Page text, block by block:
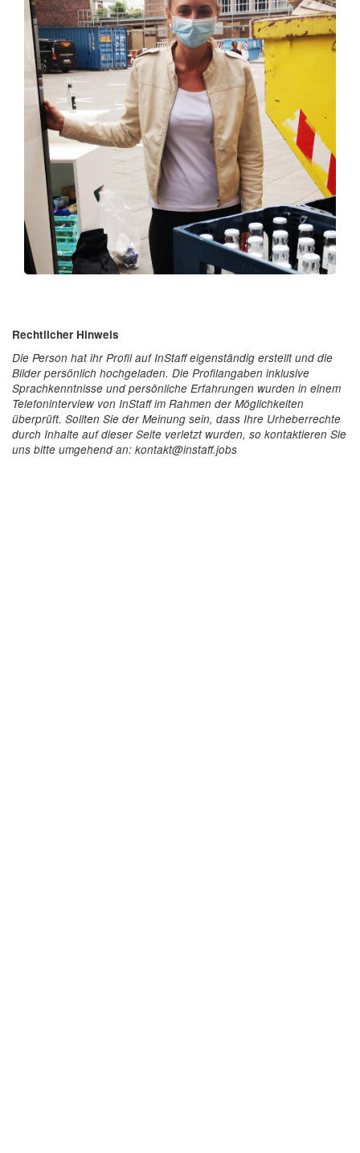
Rechtlicher Hinweis
Die Person hat ihr Profil auf InStaff eigenständig erstellt und die
Bilder persönlich hochgeladen. Die Profilangaben inklusive
Sprachkenntnisse und persönliche Erfahrungen wurden in einem
Telefoninterview von InStaff im Rahmen der Möglichkeiten
überprüft. Sollten Sie der Meinung sein, dass Ihre Urheberrechte
durch Inhalte auf dieser Seite verletzt wurden, so kontaktieren Sie
uns bitte umgehend an: kontakt@instaff.jobs